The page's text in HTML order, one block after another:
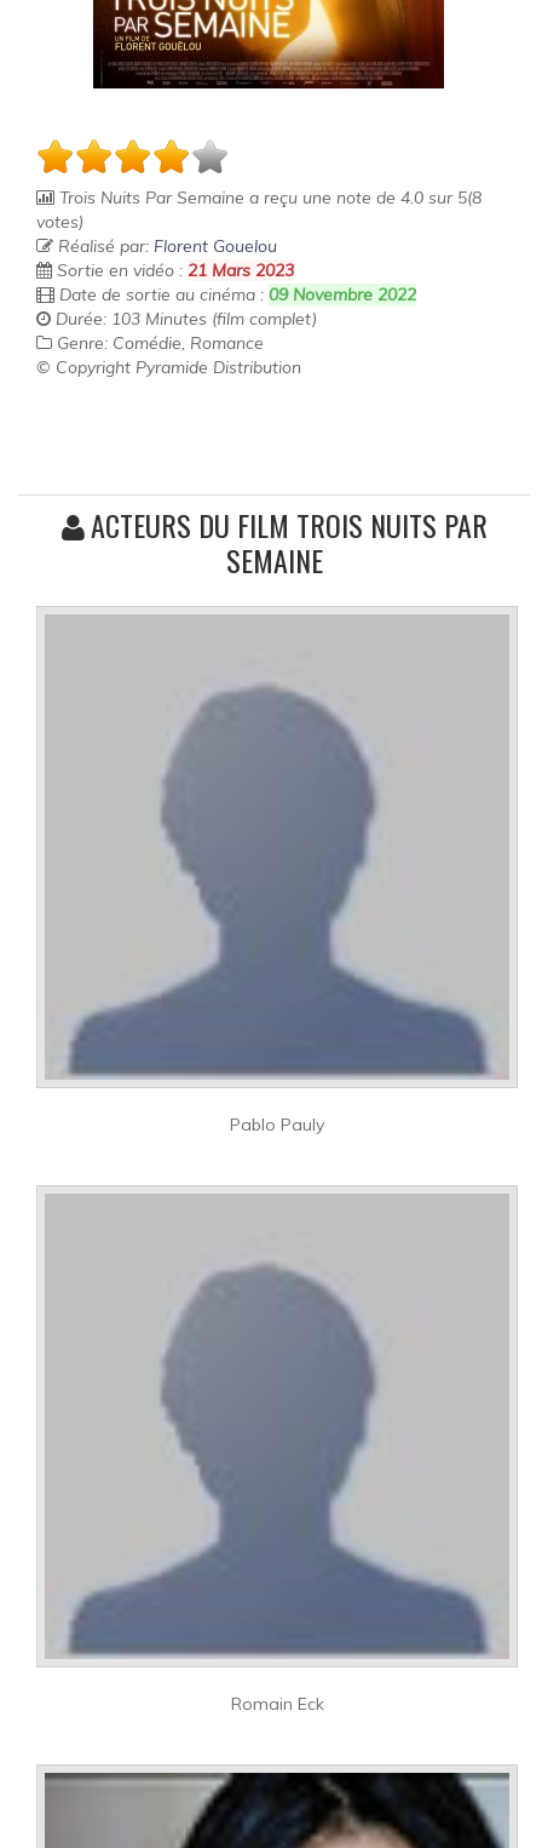
Trois Nuits Par Semaine a reçu une note de 4.0 sur 5(8
votes)
Réalisé par: Florent Gouelou
Sortie en vidéo : 21 Mars 2023
Date de sortie au cinéma : 09 Novembre 2022
Durée: 103 Minutes (film complet)
Genre: Comédie, Romance
© Copyright Pyramide Distribution
ACTEURS DU FILM TROIS NUITS PAR
SEMAINE
Pablo Pauly
Romain Eck